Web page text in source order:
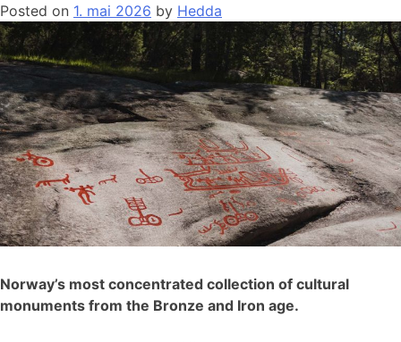
Posted on 1. mai 2026 by Hedda
Norway’s most concentrated collection of cultural
monuments from the Bronze and Iron age.